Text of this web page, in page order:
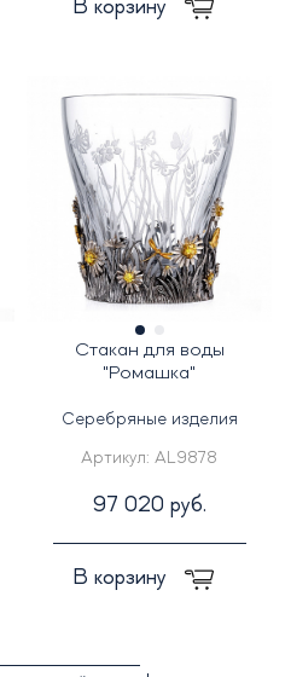
В корзину
Стакан для воды
"Ромашка"
Серебряные изделия
Артикул:AL9878
97 020 руб.
В корзину